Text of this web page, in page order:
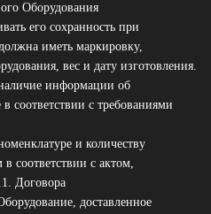
Оборудования
его сохранность при
иметь маркировку,
вес и дату изготовления.
наличие информации об
соответствии с требованиями
и количеству
соответствии с актом,
Договора
доставленное